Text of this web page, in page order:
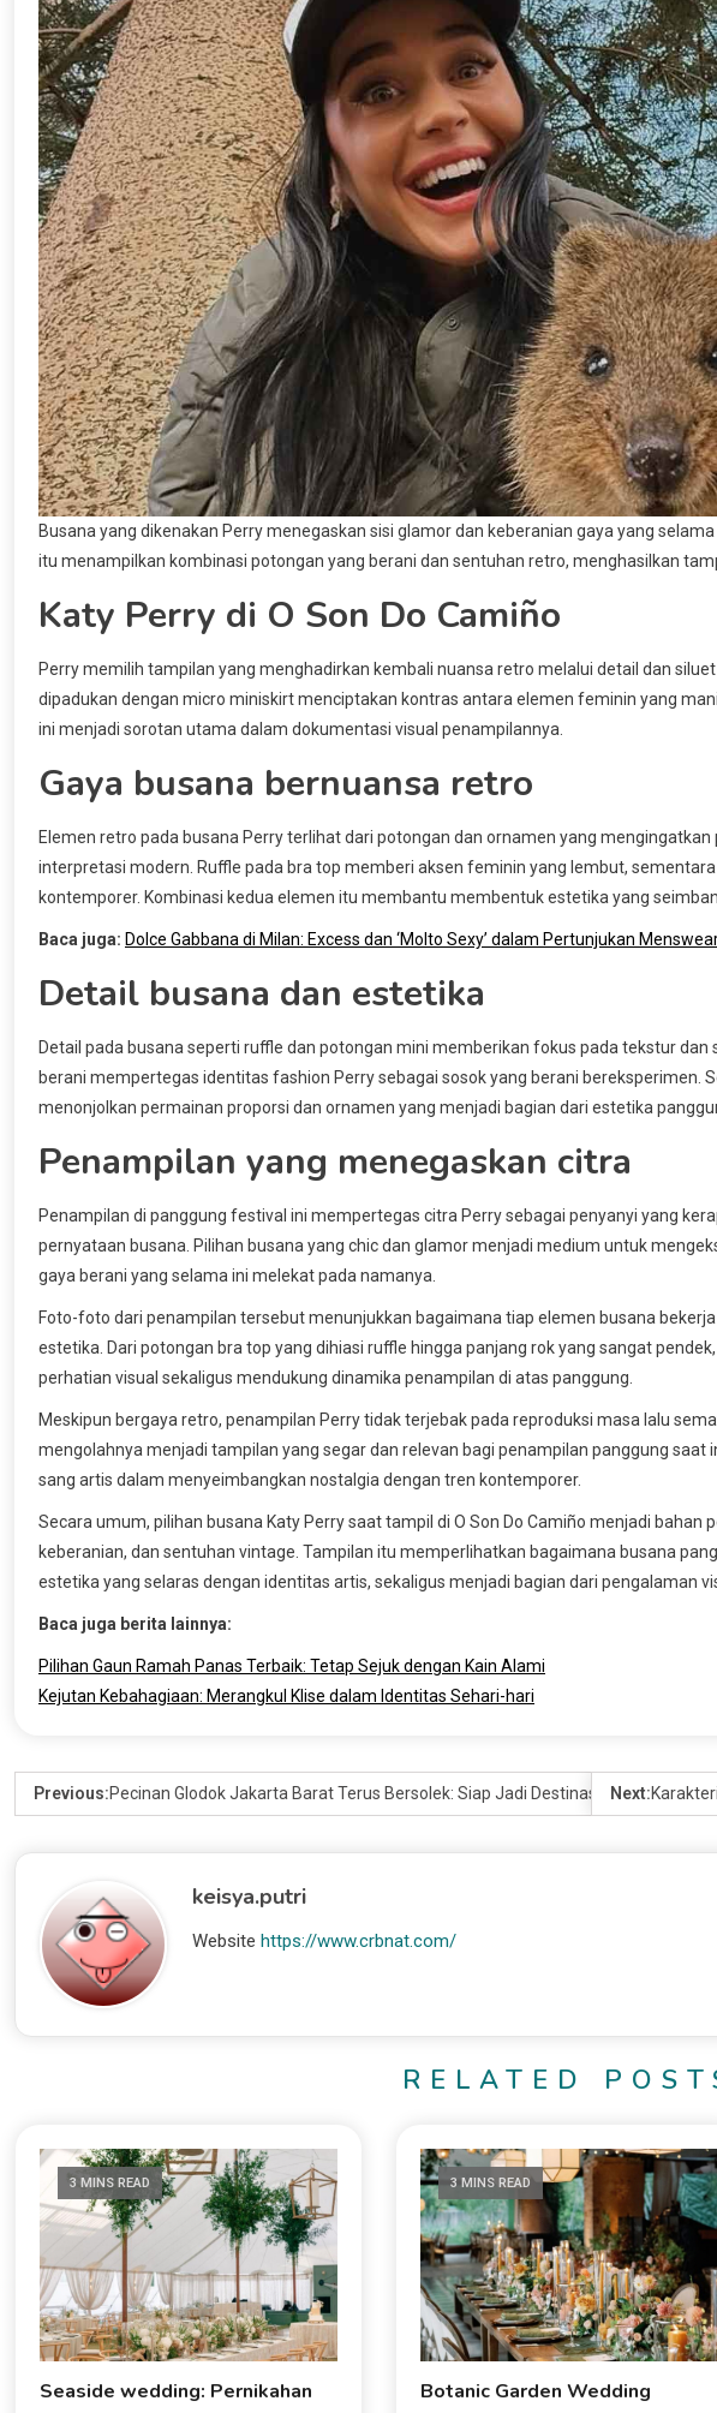
Busana yang dikenakan Perry menegaskan sisi glamor dan keberanian gaya yang
itu menampilkan kombinasi potongan yang berani dan sentuhan retro, menghasilkan
Katy Perry di O Son Do Camiño
Perry memilih tampilan yang menghadirkan kembali nuansa retro melalui detail dan
dipadukan dengan micro miniskirt menciptakan kontras antara elemen feminin yang
ini menjadi sorotan utama dalam dokumentasi visual penampilannya.
Gaya busana bernuansa retro
Elemen retro pada busana Perry terlihat dari potongan dan ornamen yang
interpretasi modern. Ruffle pada bra top memberi aksen feminin yang lembut,
kontemporer. Kombinasi kedua elemen itu membantu membentuk estetika yang
Baca juga: Dolce Gabbana di Milan: Excess dan ‘Molto Sexy’ dalam Pertunjukan
Detail busana dan estetika
Detail pada busana seperti ruffle dan potongan mini memberikan fokus pada tekstur
berani mempertegas identitas fashion Perry sebagai sosok yang berani bereksperimen.
menonjolkan permainan proporsi dan ornamen yang menjadi bagian dari estetika
Penampilan yang menegaskan citra
Penampilan di panggung festival ini mempertegas citra Perry sebagai penyanyi yang
pernyataan busana. Pilihan busana yang chic dan glamor menjadi medium untuk
gaya berani yang selama ini melekat pada namanya.
Foto-foto dari penampilan tersebut menunjukkan bagaimana tiap elemen busana
estetika. Dari potongan bra top yang dihiasi ruffle hingga panjang rok yang sangat
perhatian visual sekaligus mendukung dinamika penampilan di atas panggung.
Meskipun bergaya retro, penampilan Perry tidak terjebak pada reproduksi masa lalu
mengolahnya menjadi tampilan yang segar dan relevan bagi penampilan panggung saat
sang artis dalam menyeimbangkan nostalgia dengan tren kontemporer.
Secara umum, pilihan busana Katy Perry saat tampil di O Son Do Camiño menjadi
keberanian, dan sentuhan vintage. Tampilan itu memperlihatkan bagaimana busana
estetika yang selaras dengan identitas artis, sekaligus menjadi bagian dari pengalaman
Baca juga berita lainnya:
Pilihan Gaun Ramah Panas Terbaik: Tetap Sejuk dengan Kain Alami
Kejutan Kebahagiaan: Merangkul Klise dalam Identitas Sehari-hari
Previous:Pecinan Glodok Jakarta Barat Terus Bersolek: Siap Jadi Destinasi Wisata
Next:
keisya.putri
Website https://www.crbnat.com/
RELATED
3 MINS READ
Seaside wedding: Pernikahan
3 MINS READ
Botanic Garden Wedding